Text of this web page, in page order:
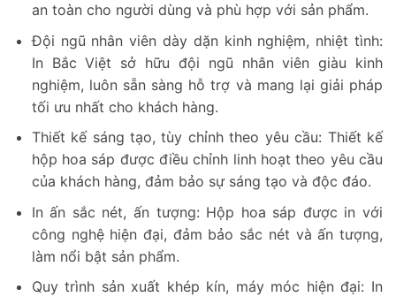
an toàn cho người dùng và phù hợp với sản phẩm.
Đội ngũ nhân viên dày dặn kinh nghiệm, nhiệt tình:
In Bắc Việt sở hữu đội ngũ nhân viên giàu kinh
nghiệm, luôn sẵn sàng hỗ trợ và mang lại giải pháp
tối ưu nhất cho khách hàng.
Thiết kế sáng tạo, tùy chỉnh theo yêu cầu: Thiết kế
hộp hoa sáp được điều chỉnh linh hoạt theo yêu cầu
của khách hàng, đảm bảo sự sáng tạo và độc đáo.
In ấn sắc nét, ấn tượng: Hộp hoa sáp được in với
công nghệ hiện đại, đảm bảo sắc nét và ấn tượng,
làm nổi bật sản phẩm.
Quy trình sản xuất khép kín, máy móc hiện đại: In